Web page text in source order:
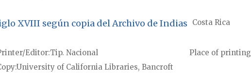
XVIII según copia del Archivo de Indias Costa Rica
Editor Tip. Nacional Place of printing
University of California Libraries, Bancroft